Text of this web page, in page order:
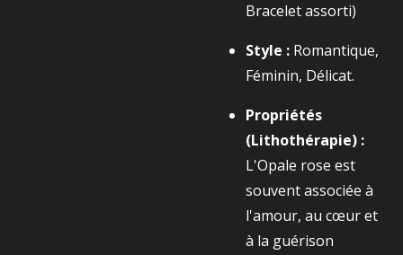
Bracelet assorti)
Style : Romantique,
Féminin, Délicat.
Propriétés
(Lithothérapie) :
L'Opale rose est
souvent associée à
l'amour, au cœur et
à la guérison